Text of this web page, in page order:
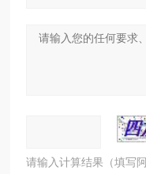
请输入计算结果（填写